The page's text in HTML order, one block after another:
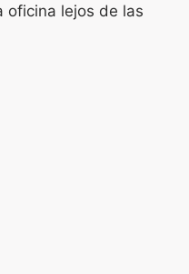
oficina lejos de las